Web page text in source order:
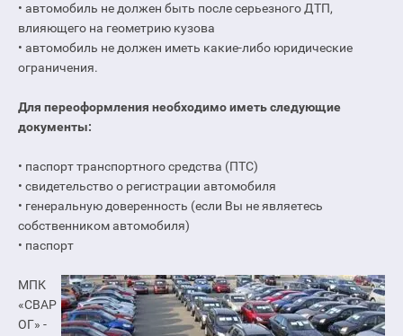
• автомобиль не должен быть после серьезного ДТП,
влияющего на геометрию кузова
• автомобиль не должен иметь какие-либо юридические
ограничения.
Для переоформления необходимо иметь следующие
документы:
• паспорт транспортного средства (ПТС)
• свидетельство о регистрации автомобиля
• генеральную доверенность (если Вы не являетесь
собственником автомобиля)
• паспорт
МПК
«СВАР
ОГ» -